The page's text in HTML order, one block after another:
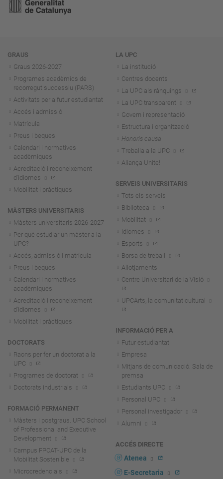
Navegació
GRAUS
Graus 2026-2027
Programes acadèmics de
recorregut successiu (PARS)
Activitats per a futur estudiantat
Accés i admissió
Matrícula
Preus i beques
Calendari i normatives
acadèmiques
Acreditació i reconeixement
d'idiomes
Mobilitat i pràctiques
MÀSTERS UNIVERSITARIS
Màsters universitaris 2026-2027
Per què estudiar un màster a la
UPC?
Accés, admissió i matrícula
Preus i beques
Calendari i normatives
acadèmiques
Acreditació i reconeixement
d'idiomes
Mobilitat i pràctiques
DOCTORATS
Raons per fer un doctorat a la
UPC
Programes de doctorat
Doctorats industrials
FORMACIÓ PERMANENT
Màsters i postgraus. UPC School
of Professional and Executive
Development
Campus FPCAT-UPC de la
Mobilitat Sostenible
Microcredencials
LA UPC
La institució
Centres docents
La UPC als rànquings
La UPC transparent
Govern i representació
Estructura i organització
Honoris causa
Treballa a la UPC
Aliança Unite!
SERVEIS UNIVERSITARIS
Tots els serveis
Biblioteca
Mobilitat
Idiomes
Esports
Borsa de treball
Allotjaments
Centre Universitari de la Visió
UPCArts, la comunitat cultural
INFORMACIÓ PER A
Futur estudiantat
Empresa
Mitjans de comunicació. Sala de
premsa
Estudiants UPC
Personal UPC
Personal investigador
Alumni
ACCÉS DIRECTE
Atenea
E-Secretaria